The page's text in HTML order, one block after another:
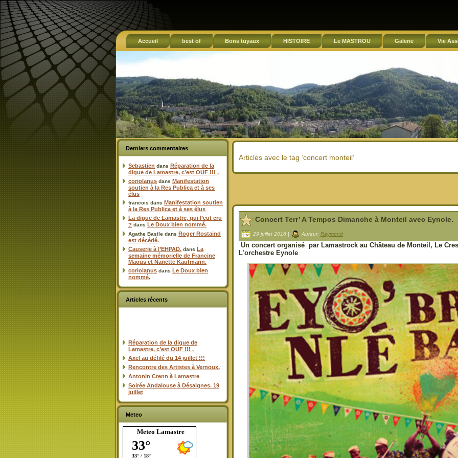
Accueil best of Bons tuyaux HISTOIRE Le MASTROU Galerie Vie
Derniers commentaires
Sebastien dans Réparation de la
digue de Lamastre, c’est OUF !!! ,
coriolanus dans Manifestation
soutien à la Res Publica et à ses
élus
francois dans Manifestation soutien
à la Res Publica et à ses élus
La digue de Lamastre, qui l’eut cru
? dans Le Doux bien nommé.
Agathe Basile dans Roger Rostaind
est décédé.
Causerie à l’EHPAD. dans La
semaine mémorielle de Francine
Maous et Nanette Kaufmann.
coriolanus dans Le Doux bien
nommé.
Articles récents
Réparation de la digue de
Lamastre, c’est OUF !!! ,
Axel au défilé du 14 juillet !!!
Rencontre des Artistes à Vernoux.
Antonin Crenn à Lamastre
Soirée Andalouse à Désaignes. 19
juillet
Meteo
Meteo Lamastre
Articles avec le tag ‘concert monteil’
Concert Terr’ A Tempos Dimanche à Monteil avec Eynole.
29 juillet 2016 | Auteur: Raymond
Un concert organisé par Lamastrock au Château de Monteil, Le
L’orchestre Eynole